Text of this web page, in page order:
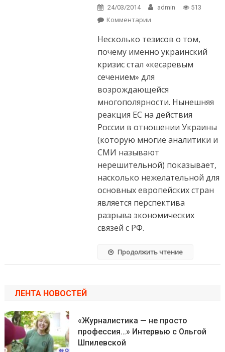
24/03/2014 admin 513
Комментарии
Несколько тезисов о том,
почему именно украинский
кризис стал «кесаревым
сечением» для
возрождающейся
многополярности. Нынешняя
реакция ЕС на действия
России в отношении Украины
(которую многие аналитики и
СМИ называют
нерешительной) показывает,
насколько нежелательной для
основных европейских стран
является перспектива
разрыва экономических
связей с РФ.
Продолжить чтение
ЛЕНТА НОВОСТЕЙ
«Журналистика — не просто
профессия…» Интервью с Ольгой
Шпилевской